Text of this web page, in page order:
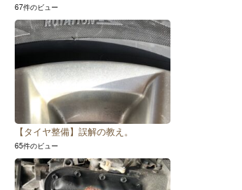
67件のビュー
【タイヤ整備】誤解の教え。
65件のビュー